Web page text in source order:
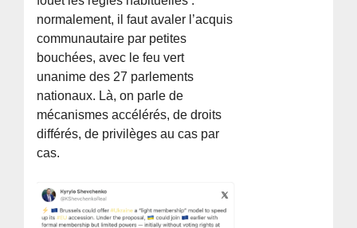
normalement, il faut avaler l’acquis
communautaire par petites
bouchées, avec le feu vert
unanime des 27 parlements
nationaux. Là, on parle de
mécanismes accélérés, de droits
différés, de privilèges au cas par
cas.